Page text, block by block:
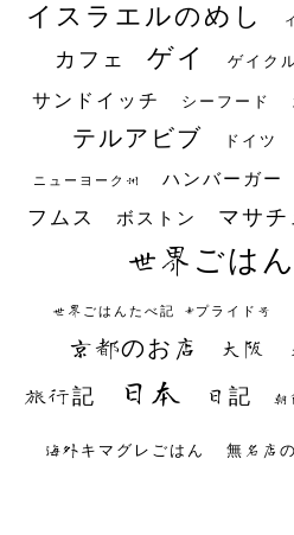
イスラエルのめし
カフェ ゲイ ゲイク
サンドイッチ シーフード
テルアビブ ドイツ
ニューヨーク州 ハンバーガー
フムス ボストン マサチ
世界ごは
世界ごはんたべ記 #プライド号
京都のお店 大阪
旅行記 日本 日記 朝
海外キマグレごはん 無名店